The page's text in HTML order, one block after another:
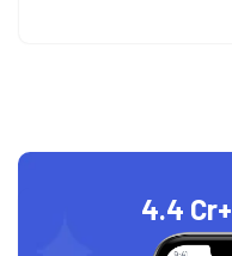
4.4 Cr+